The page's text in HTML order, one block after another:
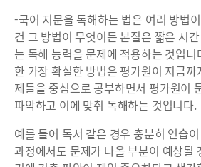
-국어 지문을 독해하는 법은 여러 방법
건 그 방법이 무엇이든 본질은 짧은 시
는 독해 능력을 문제에 적용하는 것입니
한 가장 확실한 방법은 평가원이 지금
제들을 중심으로 공부하면서 평가원이
파악하고 이에 맞춰 독해하는 것입니다.
예를 들어 독서 같은 경우 충분히 연습
과정에서도 문제가 나올 부분이 예상될